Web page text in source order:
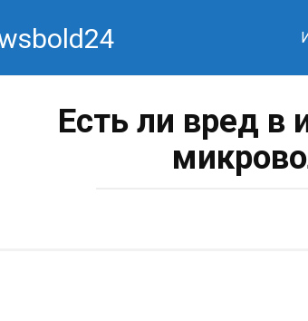
Есть ли вред в